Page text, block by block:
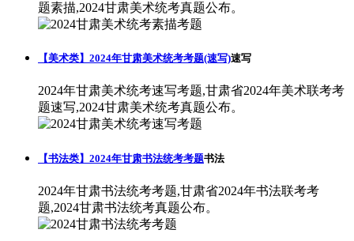
题素描,2024甘肃美术统考真题公布。
【美术类】2024年甘肃美术统考考题(速写)速写
2024年甘肃美术统考速写考题,甘肃省2024年美术联考考
题速写,2024甘肃美术统考真题公布。
【书法类】2024年甘肃书法统考考题书法
2024年甘肃书法统考考题,甘肃省2024年书法联考考
题,2024甘肃书法统考真题公布。